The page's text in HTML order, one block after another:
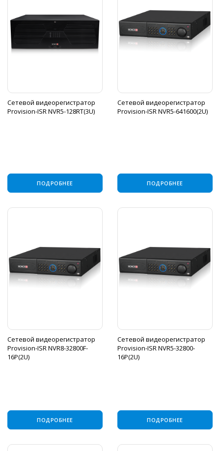
Сетевой видеорегистратор
Provision-ISR NVR5-128RT(3U)
ПОДРОБНЕЕ
Сетевой видеорегистратор
Provision-ISR NVR5-641600(2U)
ПОДРОБНЕЕ
Сетевой видеорегистратор
Provision-ISR NVR8-32800F-
16P(2U)
ПОДРОБНЕЕ
Сетевой видеорегистратор
Provision-ISR NVR5-32800-
16P(2U)
ПОДРОБНЕЕ